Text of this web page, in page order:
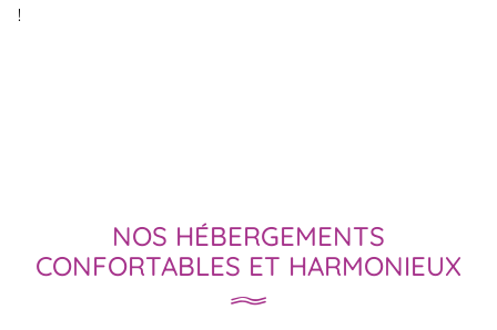
!
NOS HÉBERGEMENTS
CONFORTABLES ET HARMONIEUX